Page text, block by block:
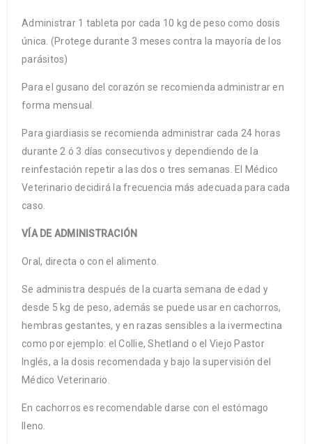
Administrar 1 tableta por cada 10 kg de peso como dosis
única. (Protege durante 3 meses contra la mayoría de los
parásitos)
Para el gusano del corazón se recomienda administrar en
forma mensual.
Para giardiasis se recomienda administrar cada 24 horas
durante 2 ó 3 días consecutivos y dependiendo de la
reinfestación repetir a las dos o tres semanas. El Médico
Veterinario decidirá la frecuencia más adecuada para cada
caso.
VÍA DE ADMINISTRACIÓN
Oral, directa o con el alimento.
Se administra después de la cuarta semana de edad y
desde 5 kg de peso, además se puede usar en cachorros,
hembras gestantes, y en razas sensibles a la ivermectina
como por ejemplo: el Collie, Shetland o el Viejo Pastor
Inglés, a la dosis recomendada y bajo la supervisión del
Médico Veterinario.
En cachorros es recomendable darse con el estómago
lleno.